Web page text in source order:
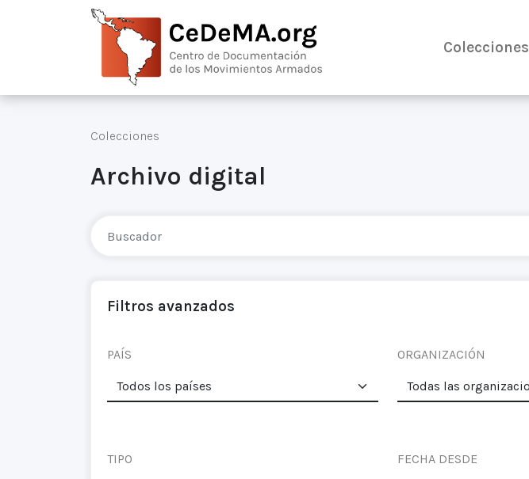
Colecciones
Colecciones
Archivo digital
Filtros avanzados
PAÍS ORGANIZACIÓN
TIPO FECHA DESDE